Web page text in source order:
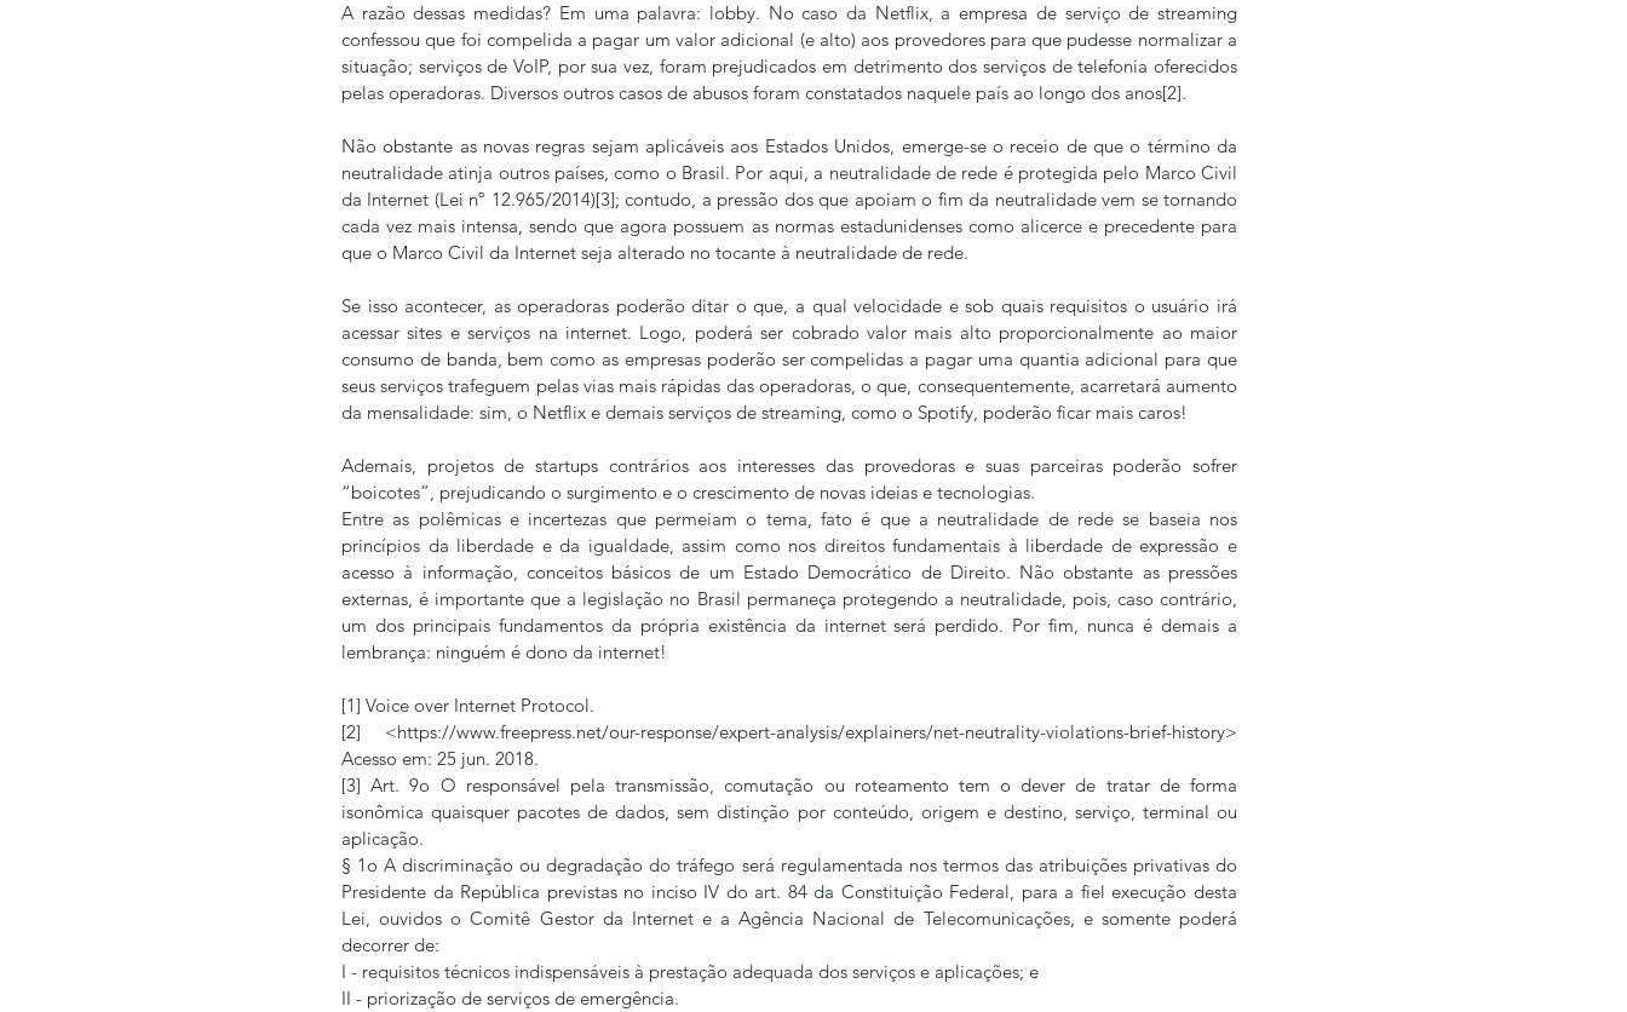
A razão dessas medidas? Em uma palavra: lobby. No caso da Netflix, a empresa de serviço de streaming
confessou que foi compelida a pagar um valor adicional (e alto) aos provedores para que pudesse normalizar a
situação; serviços de VoIP, por sua vez, foram prejudicados em detrimento dos serviços de telefonia oferecidos
pelas operadoras. Diversos outros casos de abusos foram constatados naquele país ao longo dos anos[2].
Não obstante as novas regras sejam aplicáveis aos Estados Unidos, emerge-se o receio de que o término da
neutralidade atinja outros países, como o Brasil. Por aqui, a neutralidade de rede é protegida pelo Marco Civil
da Internet (Lei nº 12.965/2014)[3]; contudo, a pressão dos que apoiam o fim da neutralidade vem se tornando
cada vez mais intensa, sendo que agora possuem as normas estadunidenses como alicerce e precedente para
que o Marco Civil da Internet seja alterado no tocante à neutralidade de rede.
Se isso acontecer, as operadoras poderão ditar o que, a qual velocidade e sob quais requisitos o usuário irá
acessar sites e serviços na internet. Logo, poderá ser cobrado valor mais alto proporcionalmente ao maior
consumo de banda, bem como as empresas poderão ser compelidas a pagar uma quantia adicional para que
seus serviços trafeguem pelas vias mais rápidas das operadoras, o que, consequentemente, acarretará aumento
da mensalidade: sim, o Netflix e demais serviços de streaming, como o Spotify, poderão ficar mais caros!
Ademais, projetos de startups contrários aos interesses das provedoras e suas parceiras poderão sofrer
“boicotes”, prejudicando o surgimento e o crescimento de novas ideias e tecnologias.
Entre as polêmicas e incertezas que permeiam o tema, fato é que a neutralidade de rede se baseia nos
princípios da liberdade e da igualdade, assim como nos direitos fundamentais à liberdade de expressão e
acesso à informação, conceitos básicos de um Estado Democrático de Direito. Não obstante as pressões
externas, é importante que a legislação no Brasil permaneça protegendo a neutralidade, pois, caso contrário,
um dos principais fundamentos da própria existência da internet será perdido. Por fim, nunca é demais a
lembrança: ninguém é dono da internet!
[1] Voice over Internet Protocol.
[2] <https://www.freepress.net/our-response/expert-analysis/explainers/net-neutrality-violations-brief-history>
Acesso em: 25 jun. 2018.
[3] Art. 9o O responsável pela transmissão, comutação ou roteamento tem o dever de tratar de forma
isonômica quaisquer pacotes de dados, sem distinção por conteúdo, origem e destino, serviço, terminal ou
aplicação.
§ 1o A discriminação ou degradação do tráfego será regulamentada nos termos das atribuições privativas do
Presidente da República previstas no inciso IV do art. 84 da Constituição Federal, para a fiel execução desta
Lei, ouvidos o Comitê Gestor da Internet e a Agência Nacional de Telecomunicações, e somente poderá
decorrer de:
I - requisitos técnicos indispensáveis à prestação adequada dos serviços e aplicações; e
II - priorização de serviços de emergência.